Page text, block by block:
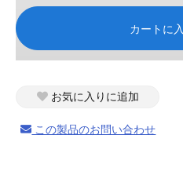
カートに
お気に入りに追加
この製品のお問い合わせ